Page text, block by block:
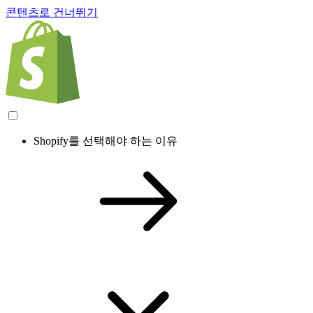
콘텐츠로 건너뛰기
Shopify를 선택해야 하는 이유